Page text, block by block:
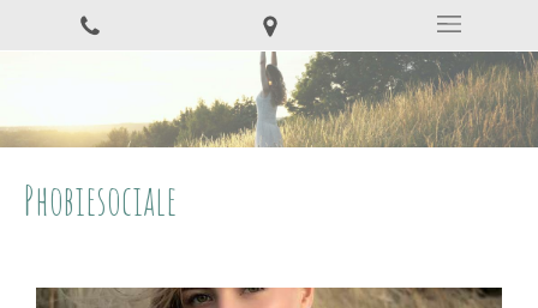
Phobiesociale